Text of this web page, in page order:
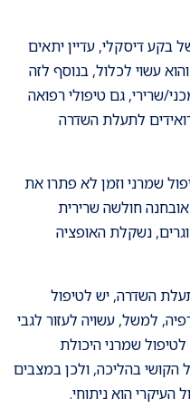
דיסקלי, עדיין יתאים
עשוי לכלול, בנוסף לזה
שרירי, גם טיפולי רפואה
לתעלת השדרה
שמרני וזמן לא פתרו את
חולשה שרירית
נשקלת האופציה
השדרה, יש לטיפול
למשל, עשויה לעזור לגבי
שמרני היכולת
הקושי בהליכה, ולכן במצבים
הוא ניתוחי.